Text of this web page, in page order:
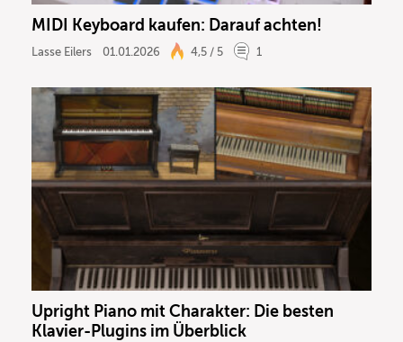
MIDI Keyboard kaufen: Darauf achten!
Lasse Eilers 01.01.2026 4,5 / 5 1
Upright Piano mit Charakter: Die besten
Klavier-Plugins im Überblick